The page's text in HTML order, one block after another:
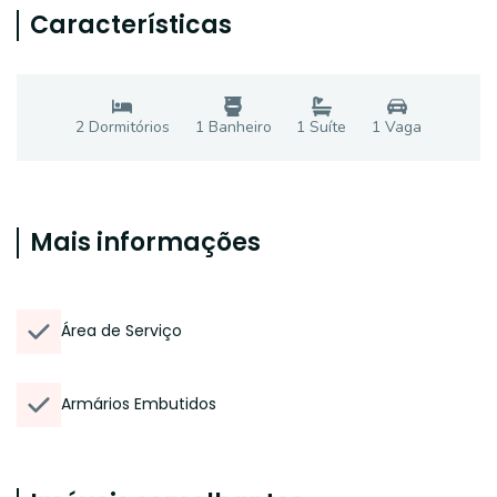
Características
2Dormitórios 1 Banheiro 1 Suíte 1 Vaga
Mais informações
Área de Serviço
Armários Embutidos